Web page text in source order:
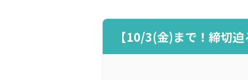
【10/3(金)まで！締切